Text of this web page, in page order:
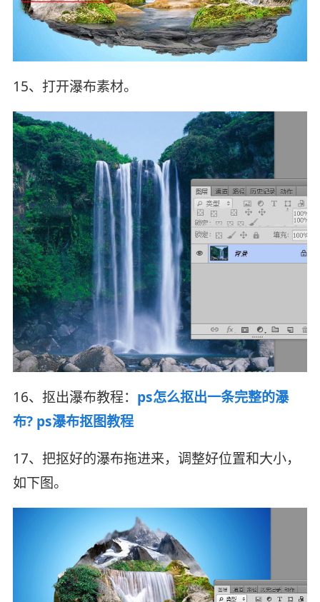
15、打开瀑布素材。
16、抠出瀑布教程： ps怎么抠出一条完整的瀑
布? ps瀑布抠图教程
17、把抠好的瀑布拖进来，调整好位置和大小，
如下图。